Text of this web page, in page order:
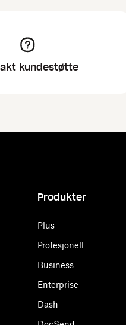
kundestøtte
Produkter
Plus
Profesjonell
Business
Enterprise
Dash